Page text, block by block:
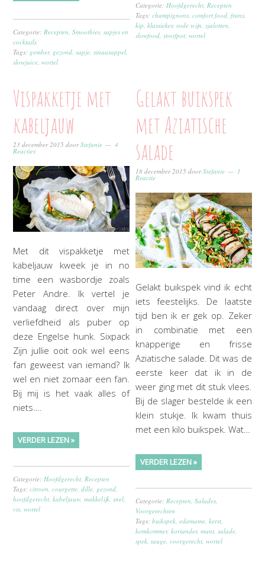
Categorie:Recepten,Smoothies, sapjes en
cocktails
Tags: gember, gezond,sapje,sinaasappel,
slowjuice,wortel
Categorie:Hoofdgerecht,Recepten
Tags:champignons,comfort food,frans,
kip,klassieker,rode wijn,sjalotten,
slowfood,stoofpot,wortel
Vispakketje met
kabeljauw
23 december 2015 doorStefanie 4
Reacties
Met dit vispakketje met
kabeljauw kweek je in no
time een wasbordje zoals
Peter Andre. Ik vertel je
vandaag direct over mijn
verliefdheid als puber op
deze Engelse hunk. Sixpack
Zijn jullie ooit ook wel eens
fan geweest van iemand? Ik
wel en niet zomaar een fan.
Bij mij is het vaak alles of
niets….
VERDER LEZEN »
Categorie: Hoofdgerecht Recepten
Tags:citroen ,courgette ,dille gezond
hoofdgerecht ,kabeljauw ,makkelijk ,snel
vis ,wortel
Gelakt buikspek
met Aziatische
salade
18 december 2015 doorStefanie 1
Reactie
Gelakt buikspek vind ik echt
iets feestelijks. De laatste
tijd ben ik er gek op. Zeker
in combinatie met een
knapperige en frisse
Aziatische salade. Dit was de
eerste keer dat ik in de
weer ging met dit stuk vlees.
Bij de slager bestelde ik een
klein stukje. Ik kwam thuis
met een kilo buikspek. Wat…
VERDER LEZEN »
Categorie:Recepten,Salades,
Voorgerechten
Tags:buikspek,edamame,kerst,
komkommer,koriander,munt,salade,
spek,tauge, voorgerecht,wortel